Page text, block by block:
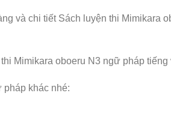
và chi tiết Sách luyện thi Mimikara
Mimikara oboeru N3 ngữ pháp
pháp khác nhé: